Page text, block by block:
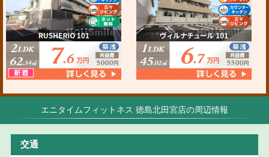
エニタイムフィットネス 徳島北田宮店の周辺情報
交通